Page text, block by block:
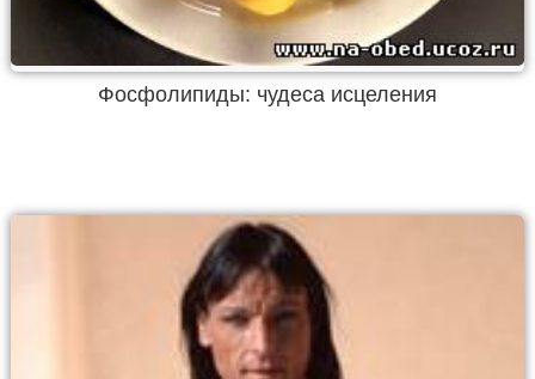
Фосфолипиды: чудеса исцеления